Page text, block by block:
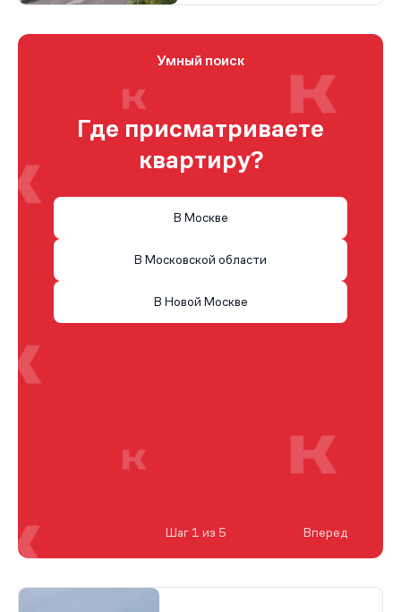
Умный поиск
Где присматриваете
квартиру?
В Москве
В Московской области
В Новой Москве
Шаг 1 из 5 Вперед